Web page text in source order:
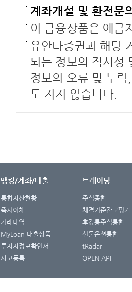
계좌개설 및 환전문
이 금융상품은 예금
유안타증권과 해당
되는 정보의 적시성
정보의 오류 및 누
도 지지 않습니다.
뱅킹/계좌/대출
통합자산현황
즉시이체
거래내역
MyLoan 대출상품
투자자정보확인서
사고등록
트레이딩
주식종합
체결기준잔고평가
후강퉁주식통합
선물옵션통합
tRadar
OPEN API